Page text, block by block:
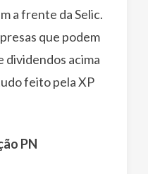
a frente da Selic.
que podem
dividendos acima
feito pela XP
PN